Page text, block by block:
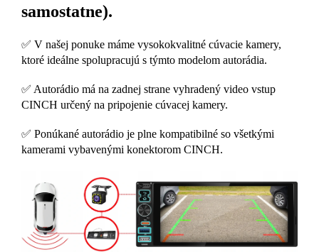
samostatne).
✅ V našej ponuke máme vysokokvalitné cúvacie kamery,
ktoré ideálne spolupracujú s týmto modelom autorádia.
✅ Autorádio má na zadnej strane vyhradený video vstup
CINCH určený na pripojenie cúvacej kamery.
✅ Ponúkané autorádio je plne kompatibilné so všetkými
kamerami vybavenými konektorom CINCH.